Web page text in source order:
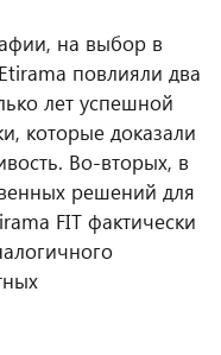
на выбор в
повлияли два
лет успешной
которые доказали
Во-вторых, в
решений для
FIT фактически